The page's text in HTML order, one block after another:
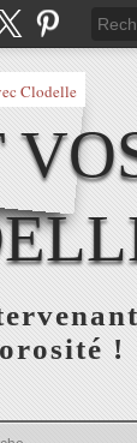
!